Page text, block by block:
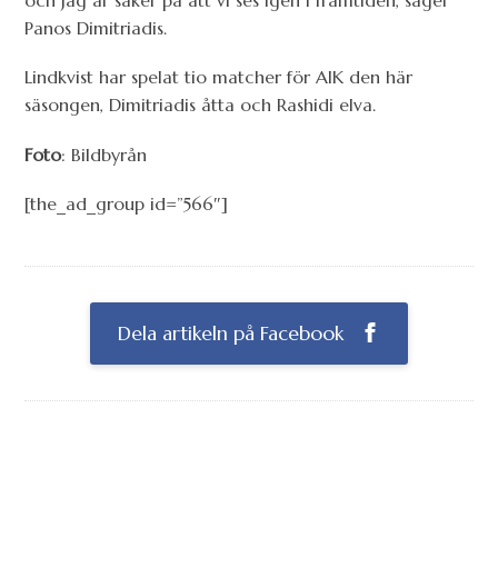
Panos Dimitriadis.
Lindkvist har spelat tio matcher för AIK den här
säsongen, Dimitriadis åtta och Rashidi elva.
Foto: Bildbyrån
[the_ad_group id=”566″]
Dela artikeln på Facebook